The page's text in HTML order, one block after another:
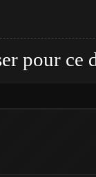
pour ce